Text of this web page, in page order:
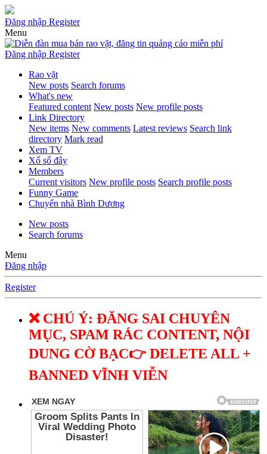
Đăng nhập Register
Menu
Đăng nhập Register
Rao vặt
New posts Search forums
What's new
Featured content New posts New profile posts
Link Directory
New items New comments Latest reviews Search link
directory Mark read
Xem TV
Xổ số đây
Members
Current visitors New profile posts Search profile posts
Funny Game
Chuyển nhà Bình Dương
New posts
Search forums
Menu
Đăng nhập
Register
❌ CHÚ Ý: ĐĂNG SAI CHUYÊN
MỤC, SPAM RÁC CONTENT, NỘI
DUNG CỜ BẠC👉 DELETE ALL +
BANNED VĨNH VIỄN